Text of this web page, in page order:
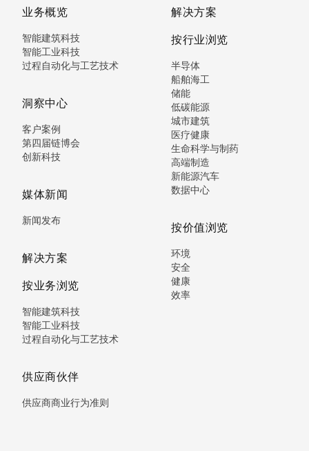
业务概览
智能建筑科技
智能工业科技
过程自动化与工艺技术
洞察中心
客户案例
第四届链博会
创新科技
媒体新闻
新闻发布
解决方案
按业务浏览
智能建筑科技
智能工业科技
过程自动化与工艺技术
供应商伙伴
供应商商业行为准则
解决方案
按行业浏览
半导体
船舶海工
储能
低碳能源
城市建筑
医疗健康
生命科学与制药
高端制造
新能源汽车
数据中心
按价值浏览
环境
安全
健康
效率